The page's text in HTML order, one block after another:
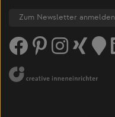
Zum Newsletter anmelden